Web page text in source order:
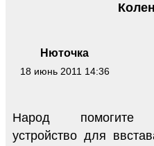
Нюточка
18 июнь 2011 14:36
Народ помогите
устройство для